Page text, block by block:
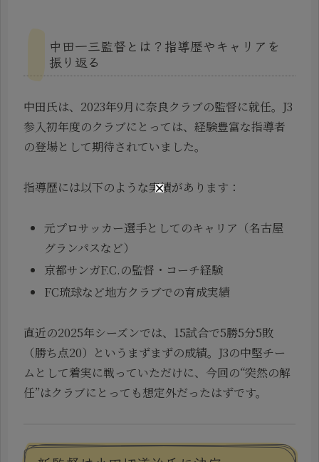
中田一三監督とは？指導歴やキャリアを
振り返る
中田氏は、2023年9月に奈良クラブの監督に就任。J3
参入初年度のクラブにとっては、経験豊富な指導者
の登場として期待されていました。
指導歴には以下のような実績があります：
元プロサッカー選手としてのキャリア（名古屋
グランパスなど）
京都サンガF.C.の監督・コーチ経験
FC琉球など地方クラブでの育成実績
直近の2025年シーズンでは、15試合で5勝5分5敗
（勝ち点20）というまずまずの成績。J3の中堅チー
ムとして着実に戦っていただけに、今回の“突然の解
任”はクラブにとっても想定外だったはずです。